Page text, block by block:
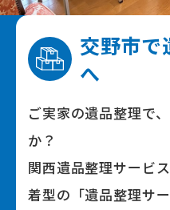
交野市で
へ
ご実家の遺品整理で
か？
関⻄遺品整理サービ
着型の「遺品整理サ